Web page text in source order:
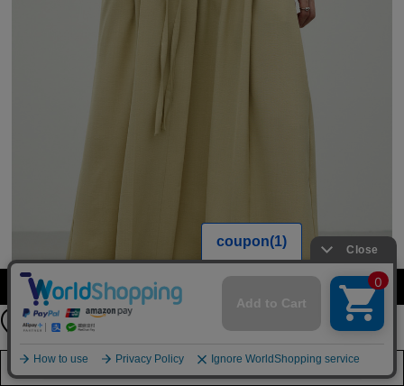
カラー・サイズを選択する
店舗在庫を見る
【期間限定】
新規会員登録キャンペーン開催！
8月31日（月）23：59まで
詳しくは
こちら